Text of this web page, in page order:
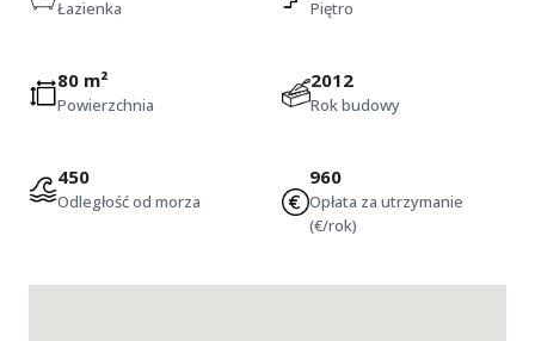
Łazienka Piętro
80 m²
Powierzchnia
2012
Rok budowy
450
Odległość od morza
960
Opłata za utrzymanie
(€/rok)